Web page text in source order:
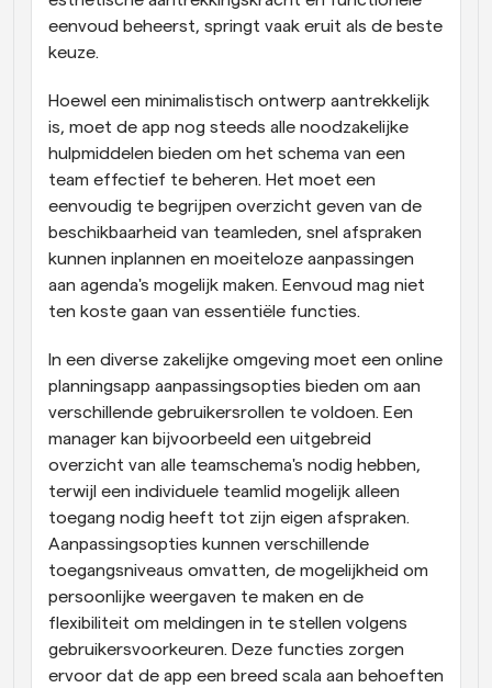
eenvoud beheerst, springt vaak eruit als de beste
keuze.
Hoewel een minimalistisch ontwerp aantrekkelijk
is, moet de app nog steeds alle noodzakelijke
hulpmiddelen bieden om het schema van een
team effectief te beheren. Het moet een
eenvoudig te begrijpen overzicht geven van de
beschikbaarheid van teamleden, snel afspraken
kunnen inplannen en moeiteloze aanpassingen
aan agenda's mogelijk maken. Eenvoud mag niet
ten koste gaan van essentiële functies.
In een diverse zakelijke omgeving moet een online
planningsapp aanpassingsopties bieden om aan
verschillende gebruikersrollen te voldoen. Een
manager kan bijvoorbeeld een uitgebreid
overzicht van alle teamschema's nodig hebben,
terwijl een individuele teamlid mogelijk alleen
toegang nodig heeft tot zijn eigen afspraken.
Aanpassingsopties kunnen verschillende
toegangsniveaus omvatten, de mogelijkheid om
persoonlijke weergaven te maken en de
flexibiliteit om meldingen in te stellen volgens
gebruikersvoorkeuren. Deze functies zorgen
ervoor dat de app een breed scala aan behoeften